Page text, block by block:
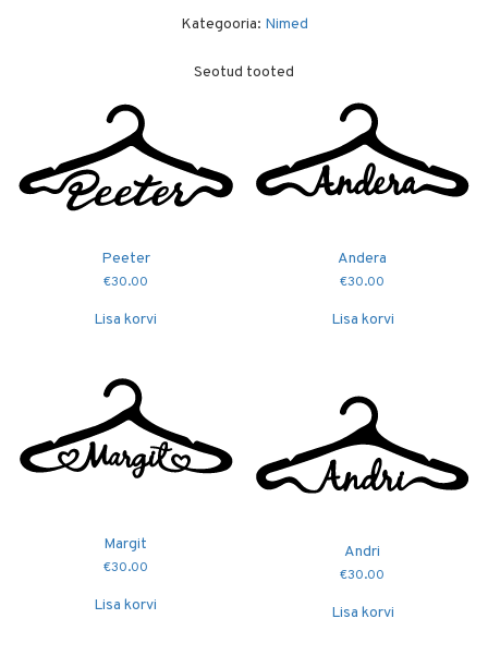
Kategooria: Nimed
Seotud tooted
Peeter
€30.00
Lisa korvi
Andera
€30.00
Lisa korvi
Margit
€30.00
Lisa korvi
Andri
€30.00
Lisa korvi